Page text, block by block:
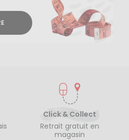
Click & Collect
Retrait gratuit en
magasin